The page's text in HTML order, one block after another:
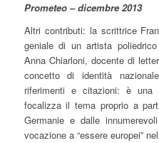
Prometeo – dicembre 2013
Altri contributi: la scrittrice
geniale di un artista
Anna Chiarloni, docente di
concetto di identità
riferimenti e citazioni: è
focalizza il tema proprio a
Germanie e dalle
vocazione a “essere europei”